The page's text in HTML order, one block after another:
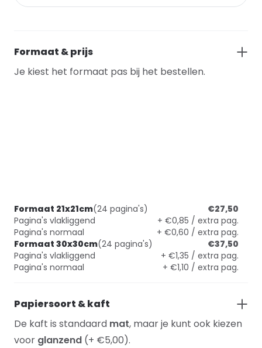
Formaat & prijs
Je kiest het formaat pas bij het bestellen.
Formaat 21x21cm(24 pagina's)
€27,50
Pagina's vlakliggend
+ €0,85 / extra pag.
Pagina's normaal
+ €0,60 / extra pag.
Formaat 30x30cm(24 pagina's)
€37,50
Pagina's vlakliggend
+ €1,35 / extra pag.
Pagina's normaal
+ €1,10 / extra pag.
Papiersoort & kaft
De kaft is standaard mat, maar je kunt ook kiezen
voor glanzend (+ €5,00).